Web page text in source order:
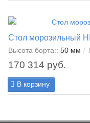
Стол морозильный
Высота борта:: 50 мм
170 314 руб.
В корзину